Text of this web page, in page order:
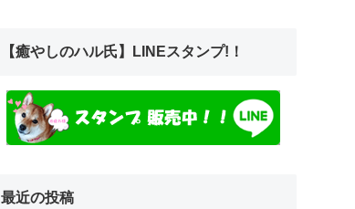
【癒やしのハル氏】LINEスタンプ!！
最近の投稿